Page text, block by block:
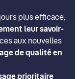
plus efficace,
leur savoir-
aux nouvelles
de qualité en
prioritaire